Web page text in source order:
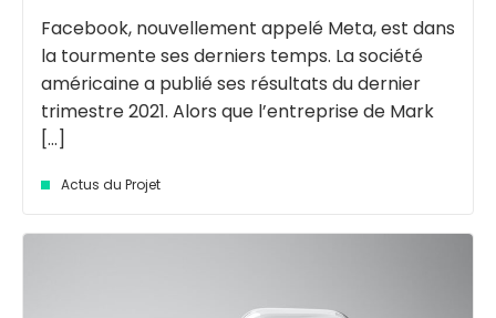
Facebook, nouvellement appelé Meta, est dans
la tourmente ses derniers temps. La société
américaine a publié ses résultats du dernier
trimestre 2021. Alors que l’entreprise de Mark
[...]
Actus du Projet